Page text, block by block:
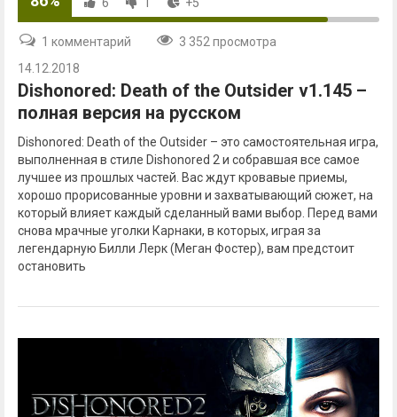
6 1 +5
1 комментарий
3 352 просмотра
14.12.2018
Dishonored: Death of the Outsider v1.145 –
полная версия на русском
Dishonored: Death of the Outsider – это самостоятельная игра,
выполненная в стиле Dishonored 2 и собравшая все самое
лучшее из прошлых частей. Вас ждут кровавые приемы,
хорошо прорисованные уровни и захватывающий сюжет, на
который влияет каждый сделанный вами выбор. Перед вами
снова мрачные уголки Карнаки, в которых, играя за
легендарную Билли Лерк (Меган Фостер), вам предстоит
остановить